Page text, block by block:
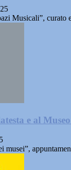
Musicali”,
e al
musei”,